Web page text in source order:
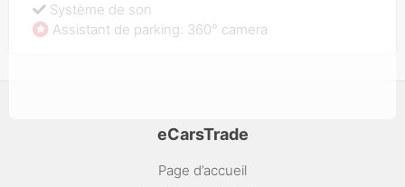
Système de son
Assistant de parking: 360° camera
eCarsTrade
Page d’accueil